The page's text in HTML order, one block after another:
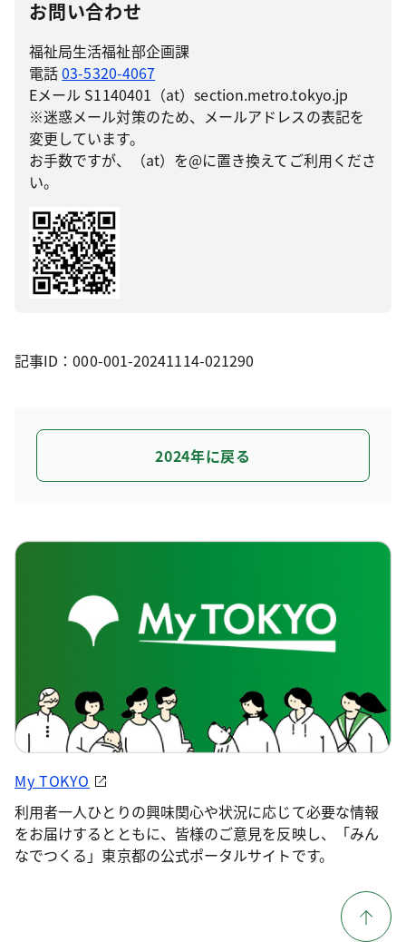
お問い合わせ
福祉局生活福祉部企画課
電話03-5320-4067
Eメール S1140401（at）section.metro.tokyo.jp
※迷惑メール対策のため、メールアドレスの表記を
変更しています。
お手数ですが、（at）を@に置き換えてご利用くださ
い。
記事ID：000-001-20241114-021290
2024年に戻る
My TOKYO
利用者一人ひとりの興味関心や状況に応じて必要な情報
をお届けするとともに、皆様のご意見を反映し、「みん
なでつくる」東京都の公式ポータルサイトです。